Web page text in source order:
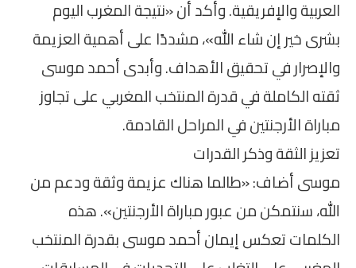
العربية والإفريقية. وأكد أن «نتيجة المغرب اليوم
بشرى خير إن شاء الله»، مشددًا على أهمية العزيمة
والإصرار في تحقيق الأهداف. وأبدى أحمد موسى
ثقته الكاملة في قدرة المنتخب المغربي على تجاوز
مباراة الأرجنتين في المراحل القادمة.
تعزيز الثقة وذكر القدرات
موسى أضاف: «طالما هناك عزيمة وثقة ودعم من
الله، سنتمكن من عبور مباراة الأرجنتين». هذه
الكلمات تعكس إيمان أحمد موسى بقدرة المنتخب